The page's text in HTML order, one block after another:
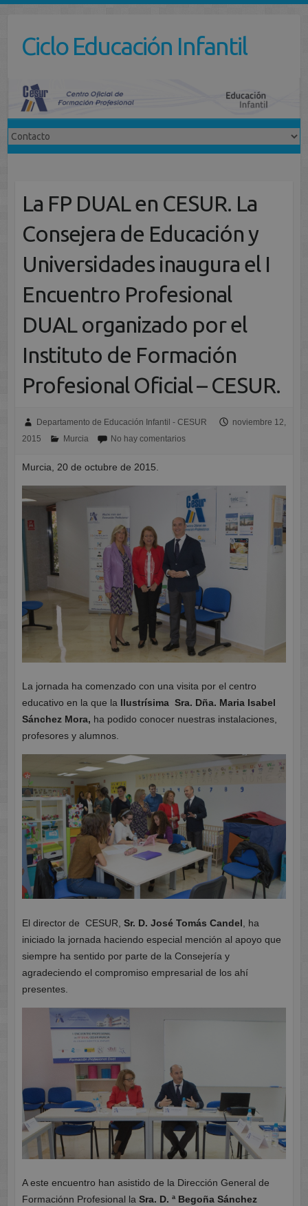
contenidoCiclo Educación Infantil
La FP DUAL en CESUR. La
Consejera de Educación y
Universidades inaugura el I
Encuentro Profesional
DUAL organizado por el
Instituto de Formación
Profesional Oficial – CESUR.
Departamento de Educación Infantil - CESUR
noviembre 12,
2015
Murcia No hay comentarios
Murcia, 20 de octubre de 2015.
La jornada ha comenzado con una visita por el centro
educativo en la que laIlustrísima Sra. Dña. Maria Isabel
Sánchez Mora, ha podido conocer nuestras instalaciones,
profesores y alumnos.
El director de CESUR, Sr. D. José Tomás Candel , ha
iniciado la jornada haciendo especial mención al apoyo que
siempre ha sentido por parte de la Consejería y
agradeciendo el compromiso empresarial de los ahí
presentes.
A este encuentro han asistido de la Dirección General de
Formaciónn Profesional la Sra. D. ª Begoña Sánchez